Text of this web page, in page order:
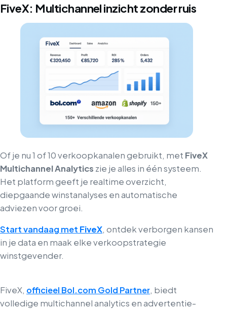
FiveX: Multichannel inzicht zonder ruis
Of je nu 1 of 10 verkoopkanalen gebruikt, met FiveX
Multichannel Analytics zie je alles in één systeem.
Het platform geeft je realtime overzicht,
diepgaande winstanalyses en automatische
adviezen voor groei.
Start vandaag met FiveX, ontdek verborgen kansen
in je data en maak elke verkoopstrategie
winstgevender.
FiveX, officieel Bol.com Gold Partner, biedt
volledige multichannel analytics en advertentie-